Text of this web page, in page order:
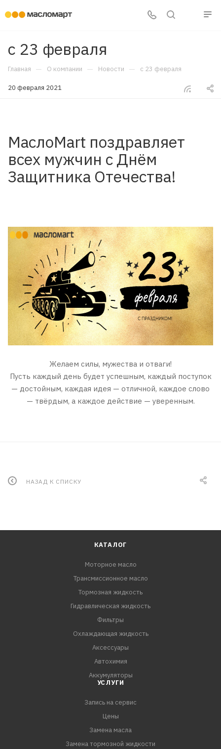
с 23 февраля
Главная — О компании — Новости — с 23 февраля
20 февраля 2021
МаслоMart поздравляет
всех мужчин с Днём
Защитника Отечества!
Желаем силы, мужества и отваги!
Пусть каждый день будет успешным, каждый поступок
— достойным, каждая идея — отличной, каждое слово
— твёрдым, а каждое действие — уверенным.
НАЗАД К СПИСКУ
КАТАЛОГ
Моторное масло
Трансмиссионное масло
Тормозная жидкость
Гидравлическая жидкость
Фильтры
Охлаждающая жидкость
Аксессуары
Автохимия
Аккумуляторы
УСЛУГИ
Запись на сервис
Цены
Замена масла
Замена тормозной жидкости